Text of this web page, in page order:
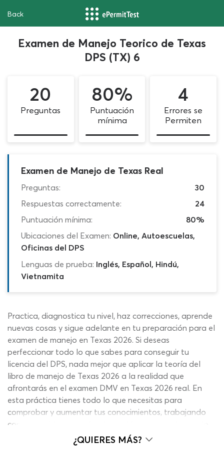
Back
Examen de Manejo Teorico de Texas
DPS (TX) 6
20
Preguntas
80%
Puntuación
mínima
4
Errores se
Permiten
Examen de Manejo de Texas Real
Preguntas:
30
Respuestas correctamente:
24
Puntuación mínima:
80%
Ubicaciones del Examen: Online, Autoescuelas,
Oficinas del DPS
Lenguas de prueba: Inglés, Español, Hindú,
Vietnamita
Practica, diagnostica tu nivel, haz correcciones, aprende
nuevas cosas y sigue adelante en tu preparación para el
examen de manejo en Texas 2026. Si deseas
perfeccionar todo lo que sabes para conseguir tu
licencia del DPS, nada mejor que aplicar la teoría del
libro de manejo de Texas 2026 a la realidad que
afrontarás en el examen DMV en Texas 2026 real. En
esta práctica tienes todo lo que necesitas para
comprobar y aumentar tus conocimientos, trabajando
con contenidos actualizados y el formato real en todo
momento. No dejes pasar la oportunidad de completar
¿QUIERES MÁS?